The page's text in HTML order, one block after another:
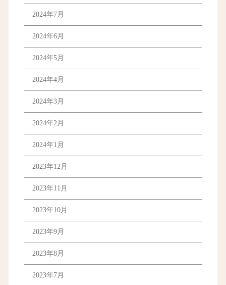
2024年7月
2024年6月
2024年5月
2024年4月
2024年3月
2024年2月
2024年1月
2023年12月
2023年11月
2023年10月
2023年9月
2023年8月
2023年7月